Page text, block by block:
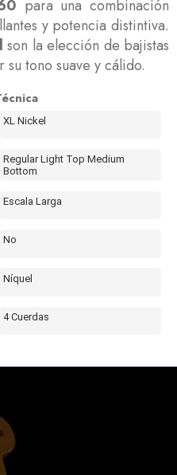
para una combinación
y potencia distintiva.
son la elección de bajistas
tono suave y cálido.
XL Nickel
Regular Light Top Medium
Bottom
Escala Larga
No
Níquel
4 Cuerdas